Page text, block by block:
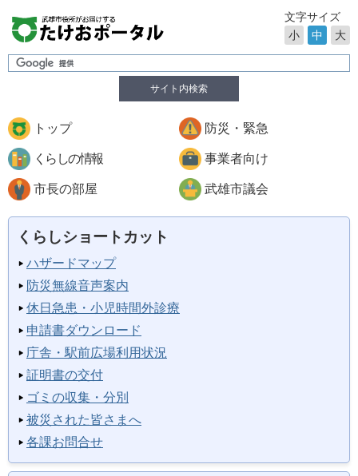
サイト内検索
文字サイズ
小
中 大
トップ 防災・緊急
くらしの情報 事業者向け
市長の部屋 武雄市議会
くらしショートカット
ハザードマップ
防災無線音声案内
休日急患・小児時間外診療
申請書ダウンロード
庁舎・駅前広場利用状況
証明書の交付
ゴミの収集・分別
被災された皆さまへ
各課お問合せ